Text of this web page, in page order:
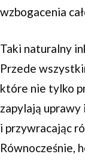
wzbogacenia
Taki naturalny
Przede
które nie tylko
zapylają uprawy
i przywracając
Równocześnie,